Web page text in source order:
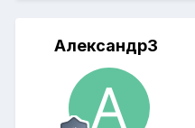
Александр3